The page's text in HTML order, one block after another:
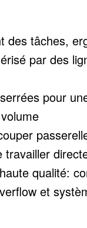
des tâches,
par des
pour
travailler
qualité:
et